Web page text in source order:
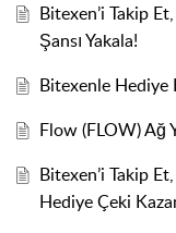
Bitexen’i Takip
Şansı Yakala!
Bitexenle Hediye
Flow (FLOW) Ağ
Bitexen’i Takip
Hediye Çeki